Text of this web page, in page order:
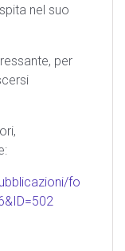
nel suo
per
fo